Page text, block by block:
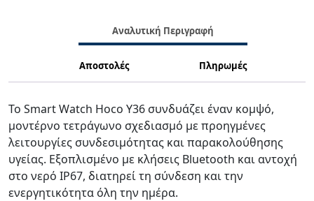
Αναλυτική Περιγραφή
Αποστολές Πληρωμές
Το Smart Watch Hoco Y36 συνδυάζει έναν κομψό,
μοντέρνο τετράγωνο σχεδιασμό με προηγμένες
λειτουργίες συνδεσιμότητας και παρακολούθησης
υγείας. Εξοπλισμένο με κλήσεις Bluetooth και αντοχή
στο νερό IP67, διατηρεί τη σύνδεση και την
ενεργητικότητα όλη την ημέρα.